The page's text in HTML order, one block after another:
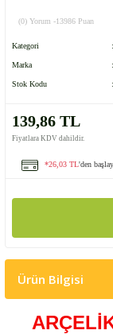
(0) Yorum -13986 Puan
Kategori
Marka
Stok Kodu
139,86 TL
Fiyatlara KDV dahildir.
*26,03 TL'den
Ürün Bilgisi